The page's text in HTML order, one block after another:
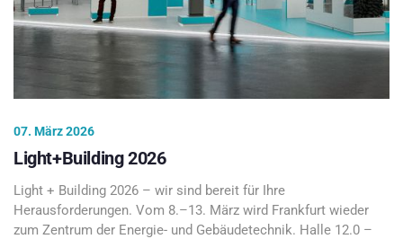
07. März 2026
Light+Building 2026
Light + Building 2026 – wir sind bereit für Ihre
Herausforderungen. Vom 8.–13. März wird Frankfurt wieder
zum Zentrum der Energie- und Gebäudetechnik. Halle 12.0 –